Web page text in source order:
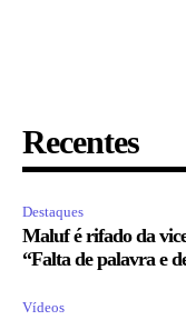
Recentes
Destaques
Maluf é rifado da
“Falta de palavra e
Vídeos